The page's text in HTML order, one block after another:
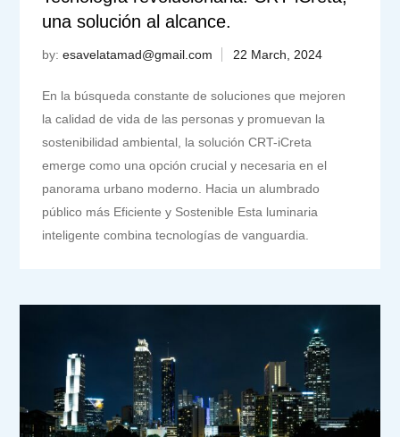
una solución al alcance.
by:esavelatamad@gmail.com
En la búsqueda constante de soluciones que mejoren
la calidad de vida de las personas y promuevan la
sostenibilidad ambiental, la solución CRT-iCreta
emerge como una opción crucial y necesaria en el
panorama urbano moderno. Hacia un alumbrado
público más Eficiente y Sostenible Esta luminaria
inteligente combina tecnologías de vanguardia.